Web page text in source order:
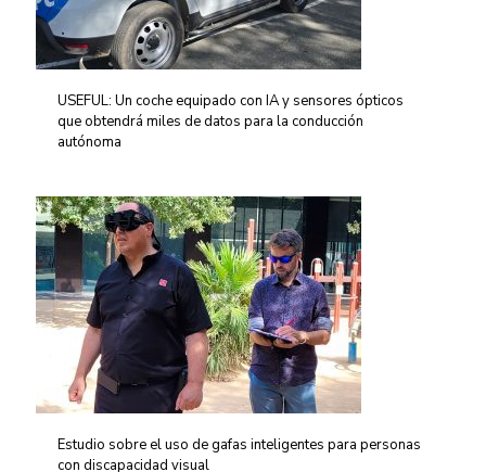
USEFUL: Un coche equipado con IA y sensores ópticos
que obtendrá miles de datos para la conducción
autónoma
Estudio sobre el uso de gafas inteligentes para personas
con discapacidad visual